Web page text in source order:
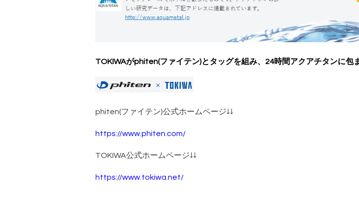
TOKIWAがphiten(ファイテン)とタッグを組み、24時間アクアチタンに包
phiten(ファイテン)公式ホームページ↓↓
https://www.phiten.com/
TOKIWA公式ホームページ↓↓
https://www.tokiwa.net/